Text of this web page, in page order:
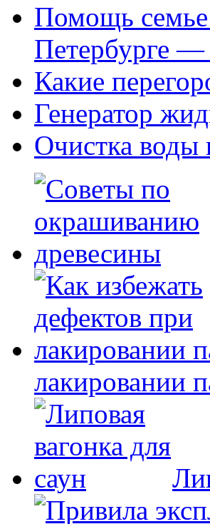
Помощь семье
Петербурге —
Какие
Генератор
Очистка воды
лакировании